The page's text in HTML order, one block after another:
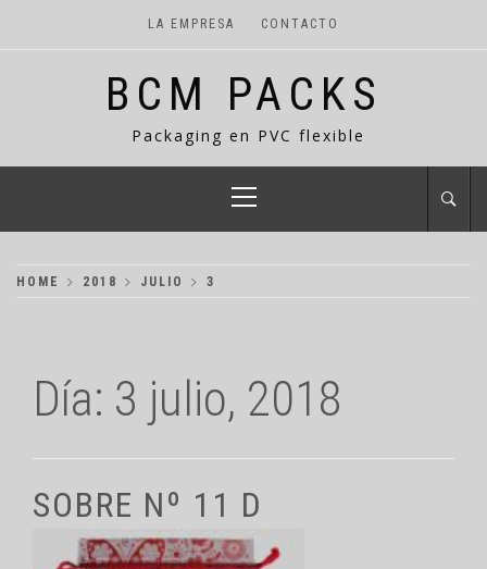
LA EMPRESA CONTACTO
BCM PACKS
Packaging en PVC flexible
Menu
HOME 2018 JULIO 3
Día: 3 julio, 2018
SOBRE Nº 11 D